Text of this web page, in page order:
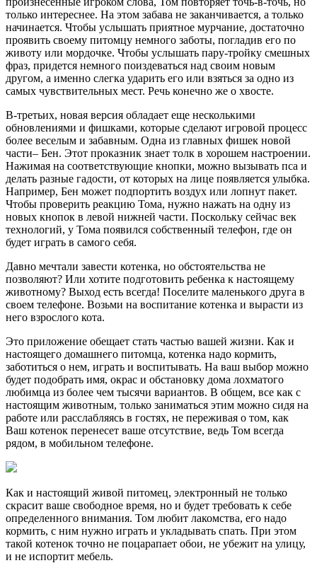
только интереснее. На этом забава не заканчивается, а только
начинается. Чтобы услышать приятное мурчание, достаточно
проявить своему питомцу немного заботы, погладив его по
животу или мордочке. Чтобы услышать пару-тройку смешных
фраз, придется немного поиздеваться над своим новым
другом, а именно слегка ударить его или взяться за одно из
самых чувствительных мест. Речь конечно же о хвосте.
В-третьих, новая версия обладает еще несколькими
обновлениями и фишками, которые сделают игровой процесс
более веселым и забавным. Одна из главных фишек новой
части– Бен. Этот проказник знает толк в хорошем настроении.
Нажимая на соответствующие кнопки, можно вызывать пса и
делать разные гадости, от которых на лице появляется улыбка.
Например, Бен может подпортить воздух или лопнут пакет.
Чтобы проверить реакцию Тома, нужно нажать на одну из
новых кнопок в левой нижней части. Поскольку сейчас век
технологий, у Тома появился собственный телефон, где он
будет играть в самого себя.
Давно мечтали завести котенка, но обстоятельства не
позволяют? Или хотите подготовить ребенка к настоящему
животному? Выход есть всегда! Поселите маленького друга в
своем телефоне. Возьми на воспитание котенка и вырасти из
него взрослого кота.
Это приложение обещает стать частью вашей жизни. Как и
настоящего домашнего питомца, котенка надо кормить,
заботиться о нем, играть и воспитывать. На ваш выбор можно
будет подобрать имя, окрас и обстановку дома лохматого
любимца из более чем тысячи вариантов. В общем, все как с
настоящим животным, только заниматься этим можно сидя на
работе или расслабляясь в гостях, не переживая о том, как
Ваш котенок перенесет ваше отсутствие, ведь Том всегда
рядом, в мобильном телефоне.
Как и настоящий живой питомец, электронный не только
скрасит ваше свободное время, но и будет требовать к себе
определенного внимания. Том любит лакомства, его надо
кормить, с ним нужно играть и укладывать спать. При этом
такой котенок точно не поцарапает обои, не убежит на улицу,
и не испортит мебель.